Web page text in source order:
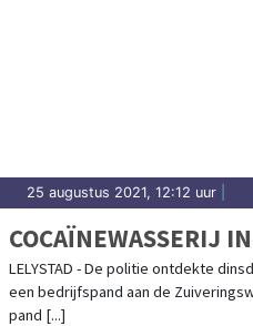
25 augustus 2021, 12:12 uur
COCAÏNEWASSERIJ
LELYSTAD - De politie ontdekte
een bedrijfspand aan de
pand [...]